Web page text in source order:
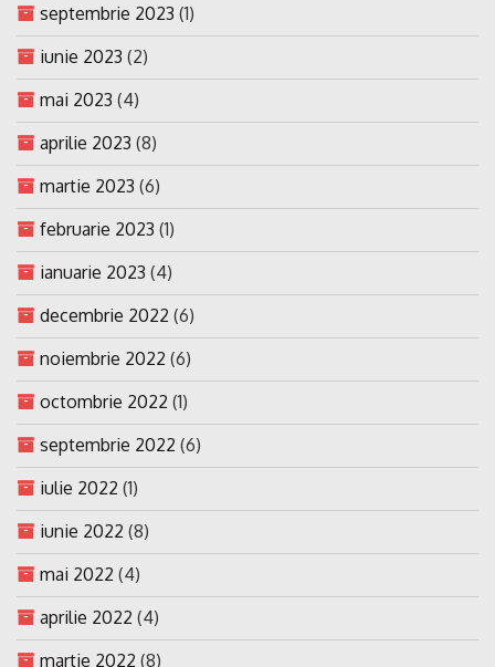
septembrie 2023 (1)
iunie 2023 (2)
mai 2023 (4)
aprilie 2023 (8)
martie 2023 (6)
februarie 2023 (1)
ianuarie 2023 (4)
decembrie 2022 (6)
noiembrie 2022 (6)
octombrie 2022 (1)
septembrie 2022 (6)
iulie 2022 (1)
iunie 2022 (8)
mai 2022 (4)
aprilie 2022 (4)
martie 2022 (8)